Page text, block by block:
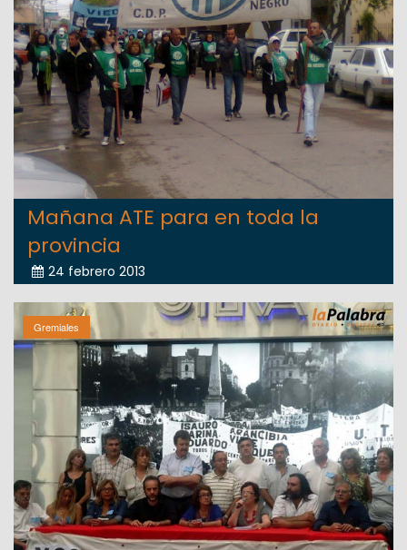
Mañana ATE para en toda la
provincia
24 febrero 2013
Gremiales